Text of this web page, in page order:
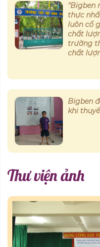
Dù con
trong
Bigben
Cảm ơn
trường
Vàng
nhất
Thư viện ảnh